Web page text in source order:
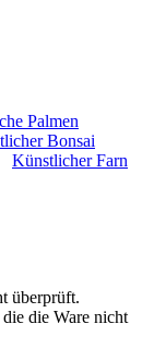
Palmen
Bonsai
Künstlicher Farn
überprüft.
die Ware nicht